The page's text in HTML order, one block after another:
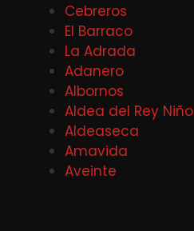
Cebreros
El Barraco
La Adrada
Adanero
Albornos
Aldea del Rey Niño
Aldeaseca
Amavida
Aveinte